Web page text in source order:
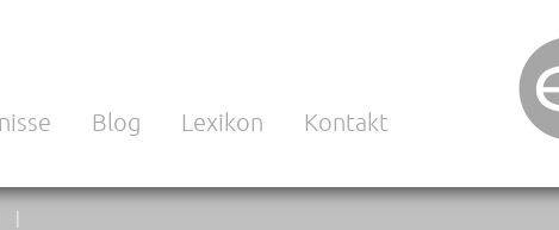
|
Blog Lexikon Kontakt